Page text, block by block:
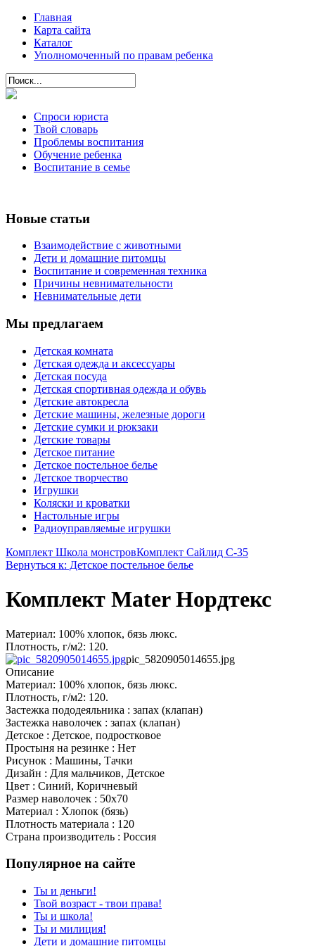
Главная
Карта сайта
Каталог
Уполномоченный по правам ребенка
Спроси юриста
Твой словарь
Проблемы воспитания
Обучение ребенка
Воспитание в семье
Новые статьи
Взаимодействие с животными
Дети и домашние питомцы
Воспитание и современная техника
Причины невнимательности
Невнимательные дети
Мы предлагаем
Детская комната
Детская одежда и аксессуары
Детская посуда
Детская спортивная одежда и обувь
Детские автокресла
Детские машины, железные дороги
Детские сумки и рюкзаки
Детские товары
Детское питание
Детское постельное белье
Детское творчество
Игрушки
Коляски и кроватки
Настольные игры
Радиоуправляемые игрушки
Комплект Школа монстровКомплект Сайлид С-35
Вернуться к: Детское постельное белье
Комплект Mater Нордтекс
Материал: 100% хлопок, бязь люкс.
Плотность, г/м2: 120.
pic_5820905014655.jpg
Описание
Материал: 100% хлопок, бязь люкс.
Плотность, г/м2: 120.
Застежка пододеяльника : запах (клапан)
Застежка наволочек : запах (клапан)
Детское : Детское, подростковое
Простыня на резинке : Нет
Рисунок : Машины, Тачки
Дизайн : Для мальчиков, Детское
Цвет : Синий, Коричневый
Размер наволочек : 50x70
Материал : Хлопок (бязь)
Плотность материала : 120
Страна производитель : Россия
Популярное на сайте
Ты и деньги!
Твой возраст - твои права!
Ты и школа!
Ты и милиция!
Дети и домашние питомцы